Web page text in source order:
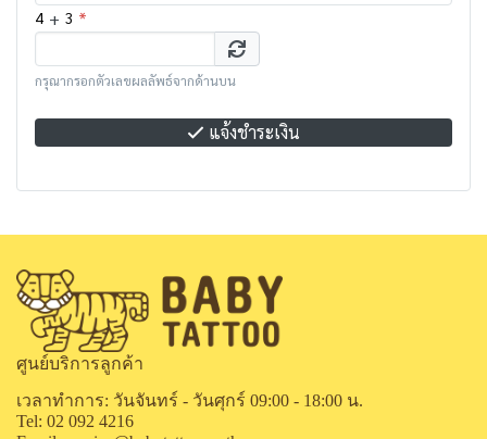
4 + 3 *
กรุณากรอกตัวเลขผลลัพธ์จากด้านบน
แจ้งชำระเงิน
ศูนย์บริการลูกค้า
เวลาทำการ: วันจันทร์ - วันศุกร์ 09:00 - 18:00 น.
Tel: 02 092 4216